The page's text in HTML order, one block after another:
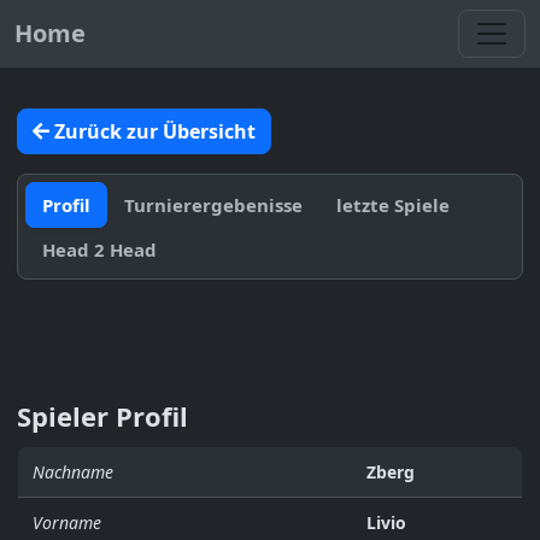
Home
Zurück zur Übersicht
Profil Turnierergebenisse
letzte Spiele
Head 2 Head
Spieler Profil
Nachname Zberg
Vorname Livio